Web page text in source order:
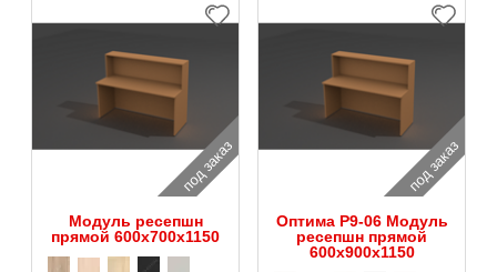
под заказ
Модуль ресепшн
прямой 600х700х1150
под заказ
Оптима Р9-06 Модуль
ресепшн прямой
600х900х1150